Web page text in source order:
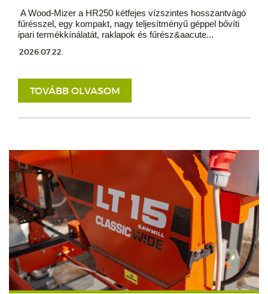
A Wood-Mizer a HR250 kétfejes vízszintes hosszantvágó
fűrésszel, egy kompakt, nagy teljesítményű géppel bővíti
ipari termékkínálatát, raklapok és fűrész&aacute...
2026.07.22.
TOVÁBB OLVASOM